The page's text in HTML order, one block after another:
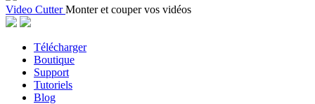
Video Cutter Monter et couper vos vidéos
Télécharger
Boutique
Support
Tutoriels
Blog